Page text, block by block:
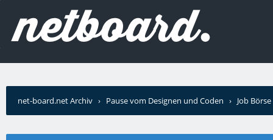
net-board.net Archiv › Pause vom Designen und Coden › Job Börse